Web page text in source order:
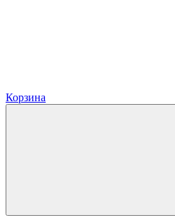
Корзина